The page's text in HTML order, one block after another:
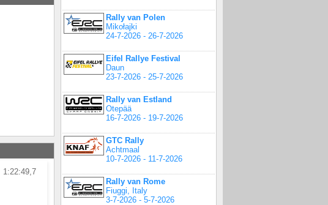
1:22:49,7
Rally van Polen
Mikołajki
24-7-2026 - 26-7-2026
Eifel Rallye Festival
Daun
23-7-2026 - 25-7-2026
Rally van Estland
Otepää
16-7-2026 - 19-7-2026
GTC Rally
Achtmaal
10-7-2026 - 11-7-2026
Rally van Rome
Fiuggi, Italy
3-7-2026 - 5-7-2026